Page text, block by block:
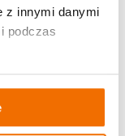
z innymi danymi
podczas